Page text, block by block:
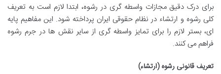
برای درک دقیق مجازات واسطه گری در رشوه، ابتدا لازم است به تعریف
کلی رشوه و ارتشاء در نظام حقوقی ایران پرداخته شود. این مفاهیم پایه
ای، بستر لازم را برای تمایز واسطه گری از سایر نقش ها در جرم رشوه
فراهم می کنند.
تعریف قانونی رشوه (ارتشاء)